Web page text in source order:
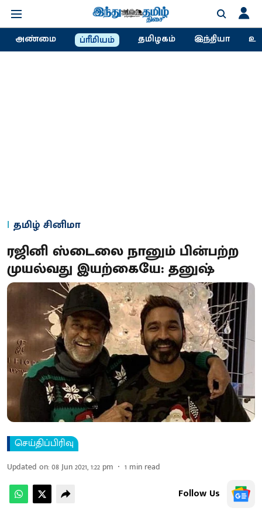
அண்மை ப்ரீமியம் தமிழகம் இந்தியா
தமிழ் சினிமா
ரஜினி ஸ்டைலை நானும் பின்பற்ற
முயல்வது இயற்கையே: தனுஷ்
செய்திப்பிரிவு
Updated on:08 Jun 2021, 1:22 pm 1 min read
Follow Us